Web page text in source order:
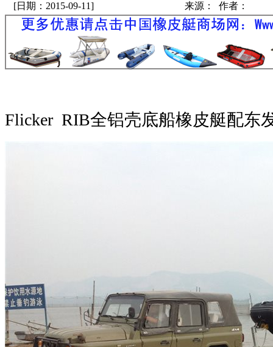
[日期：2015-09-11] 来源： 作者：
Flicker RIB全铝壳底船橡皮艇配东